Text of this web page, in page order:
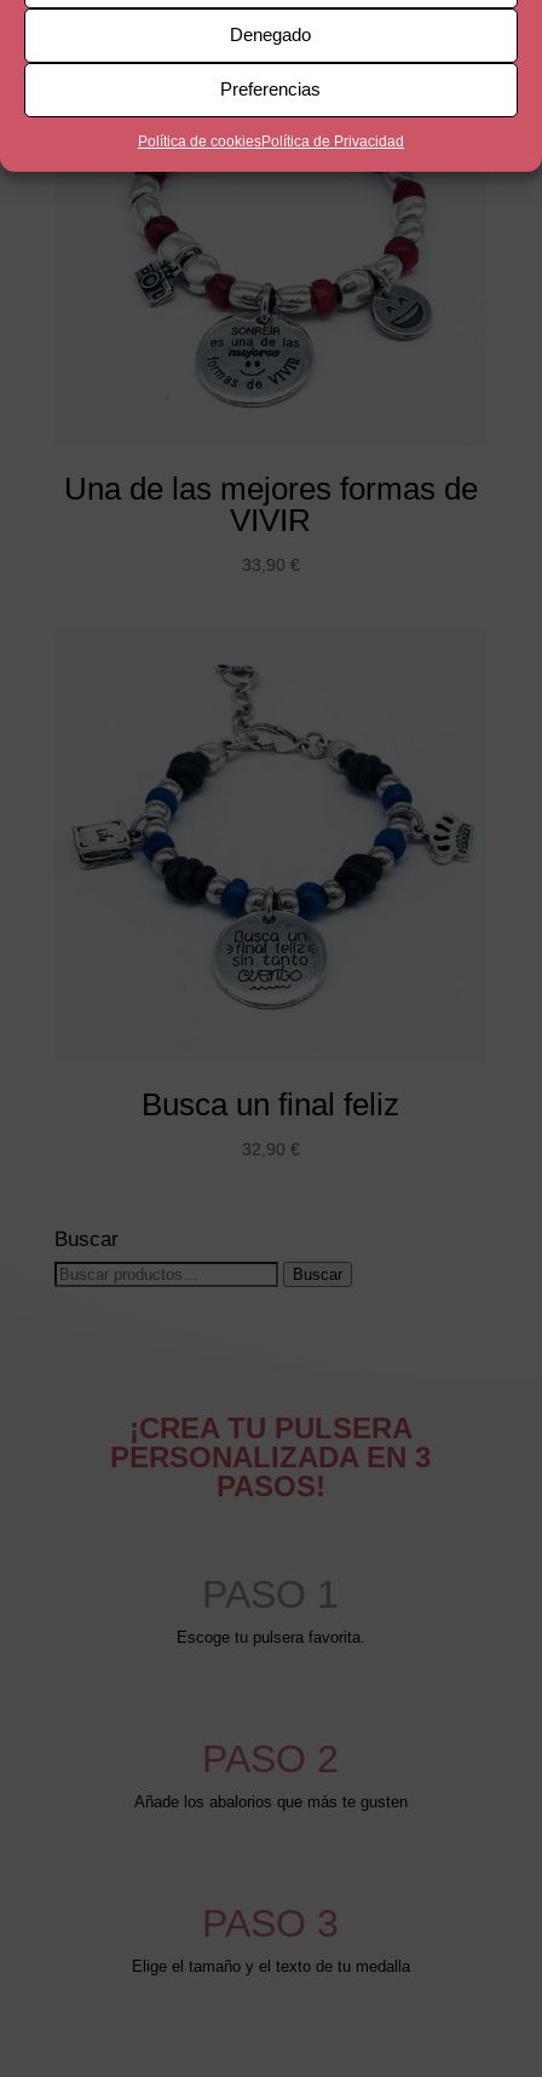
Denegado
Preferencias
Política de cookiesPolítica de Privacidad
Una de las mejores formas de
VIVIR
33,90 €
Busca un final feliz
32,90 €
Buscar
Buscar
Buscar
¡CREA TU PULSERA
PERSONALIZADA EN 3
PASOS!
PASO 1
Escoge tu pulsera favorita.
PASO 2
Añade los abalorios que más te gusten
PASO 3
Elige el tamaño y el texto de tu medalla